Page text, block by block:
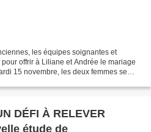
les équipes soignantes et
offrir à Liliane et Andrée le mariage
15 novembre, les deux femmes se
DÉFI À RELEVER